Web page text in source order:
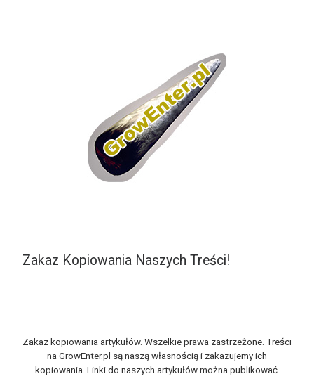
Zakaz Kopiowania Naszych Treści!
Zakaz kopiowania artykułów. Wszelkie prawa zastrzeżone. Treści
na GrowEnter.pl są naszą własnością i zakazujemy ich
kopiowania. Linki do naszych artykułów można publikować.